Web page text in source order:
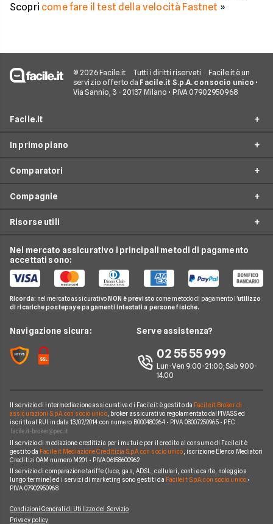
Scopri come fare il test della velocità Fastnet »
© 2026 Facile.it Tutti i diritti riservati
Facile.it è un
servizio offerto da Facile.it S.p.A. con socio unico •
Via Sannio, 3 - 20137 Milano • P.IVA 07902950968
Facile.it
Assicurazioni
Prestiti
Conti e Carte
Telefonia Mobile
Pay TV
Noleggio Lungo Termine
News
Chi siamo
Perché scegliere Facile.it
Mappa del sito
In primo piano
Offerte Fibra
Offerte ADSL
Offerte Internet Casa
Offerte Internet Partita Iva
Internet senza linea fissa
Comparatori
Migliore Connessione Internet
Offerte Internet Satellitare
Internet Seconda Casa
Offerte Internet Illimitato
Compagnie
Vodafone
Fastweb
Linkem
Tiscali
Wind Tre
Aruba
Eolo
Operatori Internet Casa
Risorse utili
Verifica Copertura Fibra Ottica
Internet Speed Test
Guide Internet Casa
Argomenti in evidenza internet casa
Notizie internet casa
Domande frequenti internet casa
Nel mercato assicurativo i principali metodi di pagamento
accettati sono:
Ricorda: nel mercato assicurativo NON è previsto come metodo di pagamento l'utilizzo
di ricariche postepay e pagamenti intestati a persone fisiche.
Navigazione sicura: Serve assistenza?
02 55 55 999
Lun-Ven 9:00-21:00; Sab 9.00-
14.00
Il servizio di intermediazione assicurativa di Facile.it è gestito da Facile.it Broker di
assicurazioni S.p.A. con socio unico, broker assicurativo regolamentato dall'IVASS ed
iscritto al RUI in data 13/02/2014 con numero B000480264 • P.IVA 08007250965 • PEC
Il servizio di mediazione creditizia per i mutui e per il credito al consumo di Facile.it è
gestito da Facile.it Mediazione Creditizia S.p.A. con socio unico , iscrizione Elenco Mediatori
Creditizi OAM numero M201 • P.IVA 06158600962
Il servizio di comparazione tariffe (luce, gas, ADSL, cellulari, conti e carte, noleggio a
lungo termine) ed i servizi di marketing sono gestiti da Facile.it S.p.A. con socio unico•
P.IVA 07902950968
Condizioni Generali di Utilizzo del Servizio
Privacy policy